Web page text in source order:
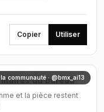
Copier Utiliser
communauté · @bmx_ai13
du bureau
et la pièce restent